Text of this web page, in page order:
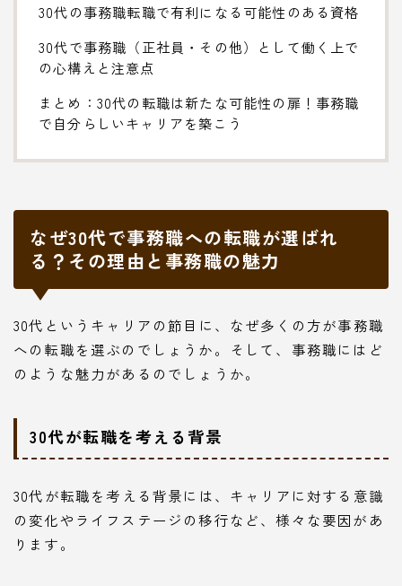
30代の事務職転職で有利になる可能性のある資格
30代で事務職（正社員・その他）として働く上で
の心構えと注意点
まとめ：30代の転職は新たな可能性の扉！事務職
で自分らしいキャリアを築こう
なぜ30代で事務職への転職が選ばれ
る？その理由と事務職の魅力
30代というキャリアの節目に、なぜ多くの方が事務職
への転職を選ぶのでしょうか。そして、事務職にはど
のような魅力があるのでしょうか。
30代が転職を考える背景
30代が転職を考える背景には、キャリアに対する意識
の変化やライフステージの移行など、様々な要因があ
ります。